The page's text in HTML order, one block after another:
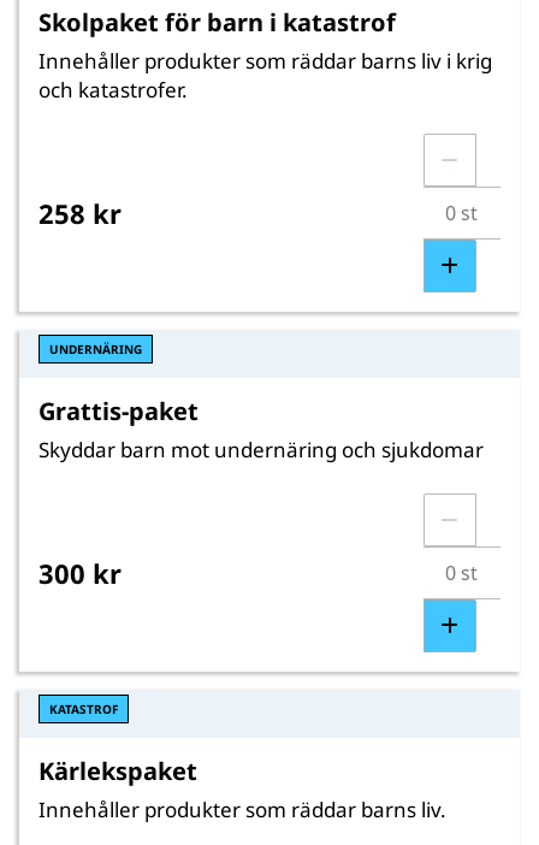
Skolpaket för barn i katastrof
Innehåller produkter som räddar barns liv i krig
och katastrofer.
258 kr
UNDERNÄRING
Grattis-paket
Skyddar barn mot undernäring och sjukdomar
300 kr
KATASTROF
Kärlekspaket
Innehåller produkter som räddar barns liv.